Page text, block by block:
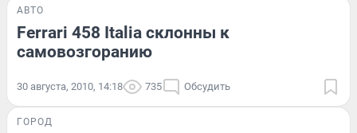
АВТО
Ferrari 458 Italia склонны к
самовозгоранию
30 августа, 2010, 14:18 735 Обсудить
ГОРОД